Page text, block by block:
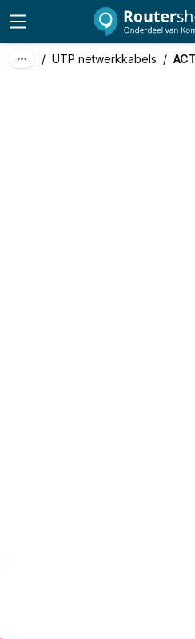
/ UTP netwerkkabels /